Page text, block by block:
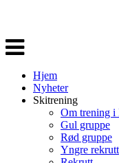
Veksle
navigasjon
Hjem
Nyheter
Skitrening
Om trening
Gul gruppe
Rød gruppe
Yngre rekrutt